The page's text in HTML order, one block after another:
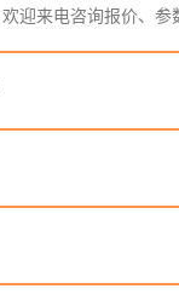
迎来电咨询报价、参